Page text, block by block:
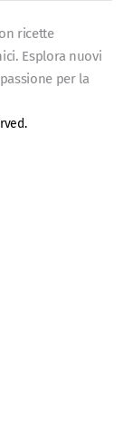
ricette
Esplora nuovi
per la